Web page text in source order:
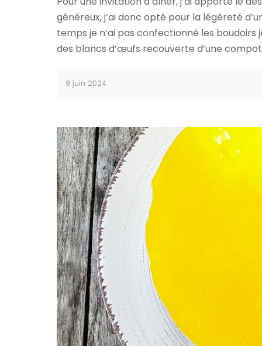
généreux, j’ai donc opté pour la légèreté
temps je n’ai pas confectionné les
des blancs d’œufs recouverte d’une
9 juin 2024